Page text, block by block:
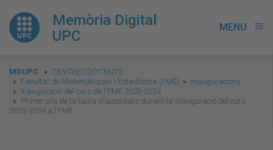
Memòria Digital
UPC
MENU menu
You
are
here:
MDUPC
CENTRES DOCENTS
Facultat de Matemàtiques i Estadística (FME)
Inauguracions
Inauguració del curs de l'FME 2023-2024
Primer pla de la taula d'autoritats durant la inauguració del curs
2023-2024 a l'FME